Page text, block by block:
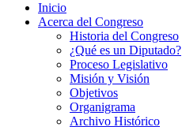
Inicio
Acerca del Congreso
Historia del Congreso
¿Qué es un Diputado?
Proceso Legislativo
Misión y Visión
Objetivos
Organigrama
Archivo Histórico